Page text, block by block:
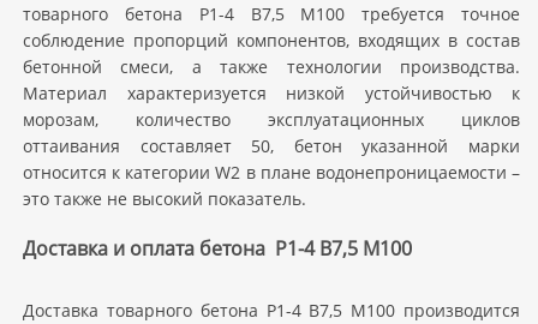
товарного бетона Р1-4 В7,5 M100 требуется точное
соблюдение пропорций компонентов, входящих в состав
бетонной смеси, а также технологии производства.
Материал характеризуется низкой устойчивостью к
морозам, количество эксплуатационных циклов
оттаивания составляет 50, бетон указанной марки
относится к категории W2 в плане водонепроницаемости –
это также не высокий показатель.
Доставка и оплата бетона Р1-4 В7,5 M100
Доставка товарного бетона Р1-4 В7,5 M100 производится